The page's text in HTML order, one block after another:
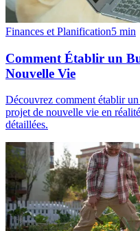
Finances et Planification5 min
Comment Établir un
Nouvelle Vie
Découvrez comment établir
projet de nouvelle vie en
détaillées.